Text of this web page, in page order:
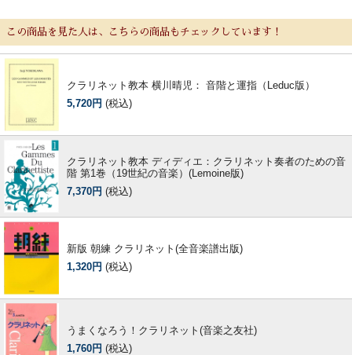
この商品を見た人は、こちらの商品もチェックしています！
クラリネット教本 横川晴児： 音階と運指（Leduc版）
5,720円 (税込)
クラリネット教本 ディディエ：クラリネット奏者のための音
階 第1巻（19世紀の音楽）(Lemoine版)
7,370円 (税込)
新版 朝練 クラリネット(全音楽譜出版)
1,320円 (税込)
うまくなろう！クラリネット(音楽之友社)
1,760円 (税込)